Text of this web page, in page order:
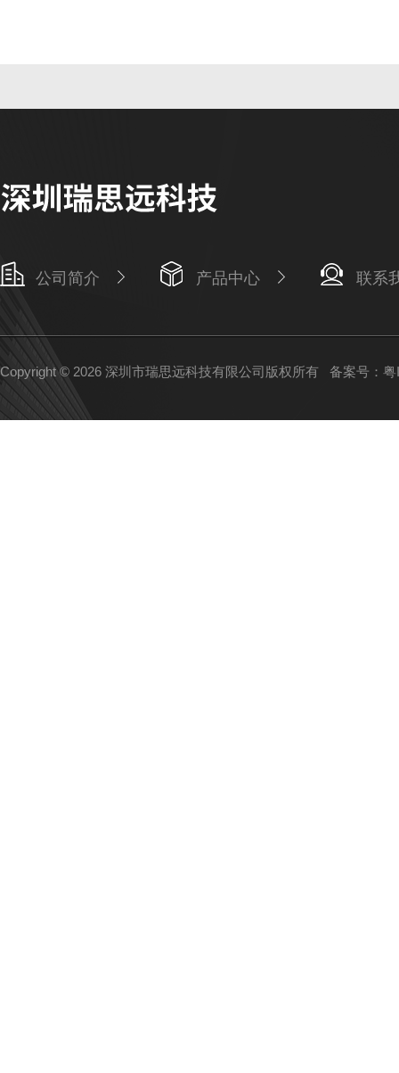
公司简介 产品中心 联系
Copyright © 2026 深圳市瑞思远科技有限公司版权所有 备案号：